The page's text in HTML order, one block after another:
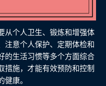
从个人卫生、锻炼和增强体
注意个人保护、定期体检和
的生活习惯等多个方面综合
措施，才能有效预防和控制
康。